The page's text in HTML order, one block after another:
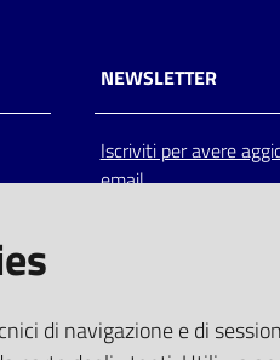
NEWSLETTER
Iscriviti per avere
email
di navigazione e di